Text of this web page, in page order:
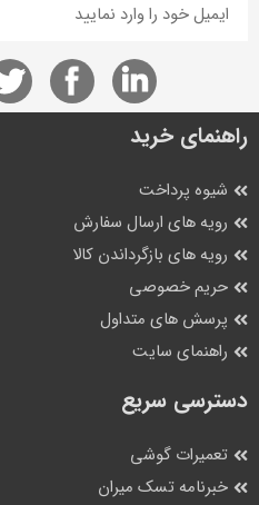
راهنمای خرید
شیوه پرداخت
رویه های ارسال سفارش
رویه های بازگرداندن کالا
حریم خصوصی
پرسش های متداول
راهنمای سایت
دسترسی سریع
تعمیرات گوشی
خبرنامه تسک میران